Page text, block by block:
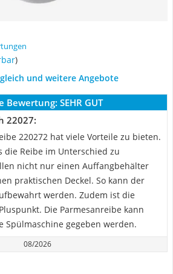
)
und weitere Angebote
Bewertung: SEHR GUT
22027:
220272 hat viele Vorteile zu bieten.
die Reibe im Unterschied zu
nicht nur einen Auffangbehälter
praktischen Deckel. So kann der
werden. Zudem ist die
Die Parmesanreibe kann
Spülmaschine gegeben werden.
08/2026